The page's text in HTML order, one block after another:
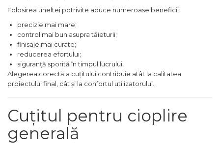
Accesorii Auto
Tester Baterie Auto
Presa Arc
Cheie Roti
Cheie Filtru Ulei
Capre & Suporti Auto
Pat Mobil Auto
Folosirea uneltei potrivite aduce numeroase beneficii:
precizie mai mare;
control mai bun asupra tăieturii;
finisaje mai curate;
reducerea efortului;
siguranță sporită în timpul lucrului.
Alegerea corectă a cuțitului contribuie atât la calitatea
proiectului final, cât și la confortul utilizatorului.
Cuțitul pentru cioplire
generală